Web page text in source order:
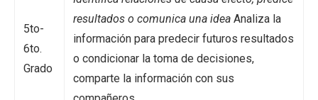
5to-
6to.
Grado
resultados o comunica una idea Analiza la
información para predecir futuros resultados
o condicionar la toma de decisiones,
comparte la información con sus